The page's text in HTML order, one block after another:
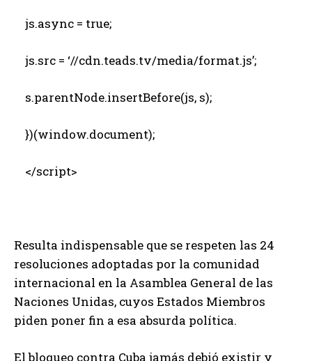
js.async = true;
js.src = ‘//cdn.teads.tv/media/format.js’;
s.parentNode.insertBefore(js, s);
})(window.document);
</script>
Resulta indispensable que se respeten las 24
resoluciones adoptadas por la comunidad
internacional en la Asamblea General de las
Naciones Unidas, cuyos Estados Miembros
piden poner fin a esa absurda política.
El bloqueo contra Cuba jamás debió existir y